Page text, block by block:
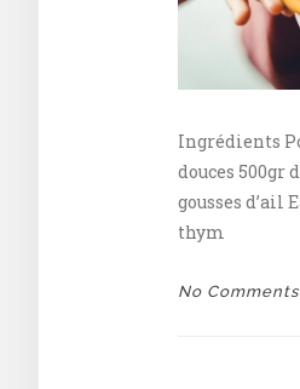
Ingrédients
douces 500gr
gousses d’ail
thym
No Comments